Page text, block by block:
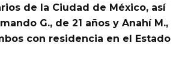
de la Ciudad de México, así
G., de 21 años y Anahí M.,
con residencia en el Estado